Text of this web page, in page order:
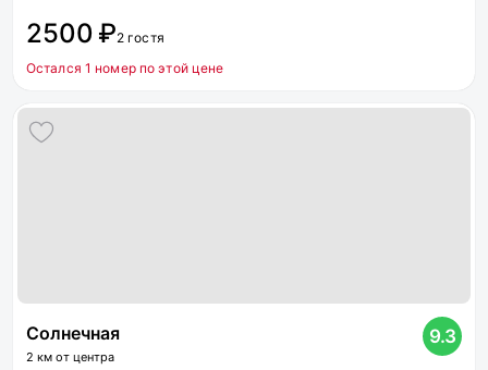
2500 ₽2 гостя
Остался 1 номер по этой цене
Солнечная
2 км от центра
9.3